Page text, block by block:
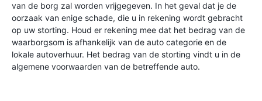
van de borg zal worden vrijgegeven. In het geval dat je de
oorzaak van enige schade, die u in rekening wordt gebracht
op uw storting. Houd er rekening mee dat het bedrag van de
waarborgsom is afhankelijk van de auto categorie en de
lokale autoverhuur. Het bedrag van de storting vindt u in de
algemene voorwaarden van de betreffende auto.